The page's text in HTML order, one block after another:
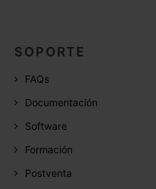
SOPORTE
FAQs
Documentación
Software
Formación
Postventa